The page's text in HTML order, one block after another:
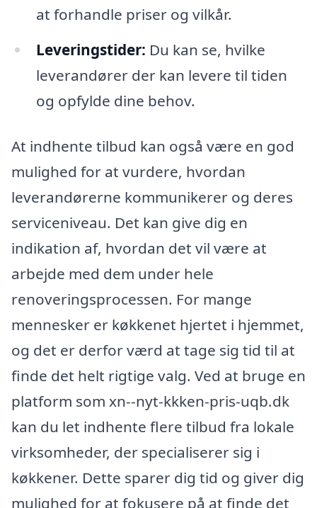
at forhandle priser og vilkår.
Leveringstider: Du kan se, hvilke
leverandører der kan levere til tiden
og opfylde dine behov.
At indhente tilbud kan også være en god
mulighed for at vurdere, hvordan
leverandørerne kommunikerer og deres
serviceniveau. Det kan give dig en
indikation af, hvordan det vil være at
arbejde med dem under hele
renoveringsprocessen. For mange
mennesker er køkkenet hjertet i hjemmet,
og det er derfor værd at tage sig tid til at
finde det helt rigtige valg. Ved at bruge en
platform som xn--nyt-kkken-pris-uqb.dk
kan du let indhente flere tilbud fra lokale
virksomheder, der specialiserer sig i
køkkener. Dette sparer dig tid og giver dig
mulighed for at fokusere på at finde det